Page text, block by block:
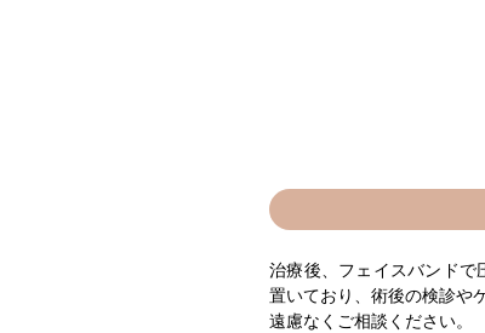
治療後、フェイスバンドで
置いており、術後の検診や
遠慮なくご相談ください。